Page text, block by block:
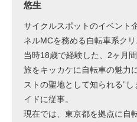
悠生
サイクルスポットのイベント
ネルMCを務める自転車系クリ
当時18歳で経験した、2ヶ月
旅をキッカケに自転車の魅力
ストの聖地として知られる”
イドに従事。
現在では、東京都を拠点に自